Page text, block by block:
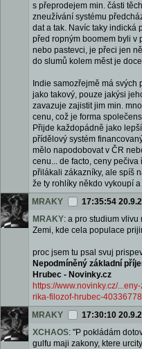
s přeprodejem min. části
zneužívání systému
dat a tak. Navíc taky indická
před ropným boomem byli v
nebo pastevci, je přeci jen
do slumů kolem měst je
Indie samozřejmě má svých
jako takový, pouze jakýsi
zavazuje zajistit jim min.
cenu, což je forma
Přijde každopádně jako
přídělový systém
mělo napodobovat v ČR
cenu... de facto, ceny
přilákali zákazníky, ale spíš
že ty rohlíky někdo vykoupí
MRAKY
17:35:54
MRAKY: a pro studium
Zemi, kde cela populace
proc jsem tu psal svuj
Nepodmíněný základní
Hrubec - Novinky.cz
https://www.novinky.cz/
rika-filozof-hrubec-40336778
MRAKY
17:30:10
XCHAOS: "P pokládám
gulfu maji zakony, ktere